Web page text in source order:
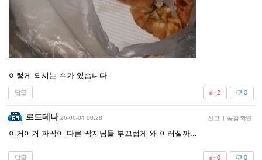
이렇게 되시는 수가 있습니다.
답글 0
2
로드데나 26-06-04 00:28 신고 | 공감 확인
이거이거 파딱이 다른 딱지님들 부끄럽게 왜 이러실까...
답글 0
0